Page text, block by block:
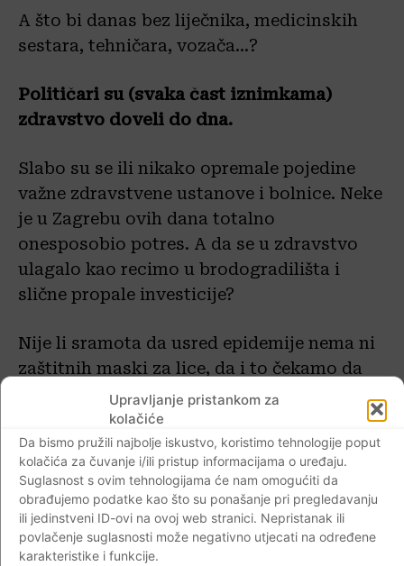
Upravljanje pristankom za
kolačiće
Da bismo pružili najbolje iskustvo, koristimo tehnologije poput
kolačića za čuvanje i/ili pristup informacijama o uređaju.
Suglasnost s ovim tehnologijama će nam omogućiti da
obrađujemo podatke kao što su ponašanje pri pregledavanju
ili jedinstveni ID-ovi na ovoj web stranici. Nepristanak ili
povlačenje suglasnosti može negativno utjecati na određene
karakteristike i funkcije.
A što bi danas bez liječnika, medicinskih
sestara, tehničara, vozača…?
Političari su (svaka čast iznimkama)
zdravstvo doveli do dna.
Slabo su se ili nikako opremale pojedine
važne zdravstvene ustanove i bolnice. Neke
je u Zagrebu ovih dana totalno
onesposobio potres. A da se u zdravstvo
ulagalo kao recimo u brodogradilišta i
slične propale investicije?
Nije li sramota da usred epidemije nema ni
zaštitnih maski za lice, da i to čekamo da
nam netko daruje?
Zdravstveni radnici su neprestano
upozoravali na probleme na koje nailaze.
Čak ni u hitnim službama, u bolničkim
sobama ili pak na odjelima gdje se liječe
najteži bolesnici nije bilo ni toaletnog